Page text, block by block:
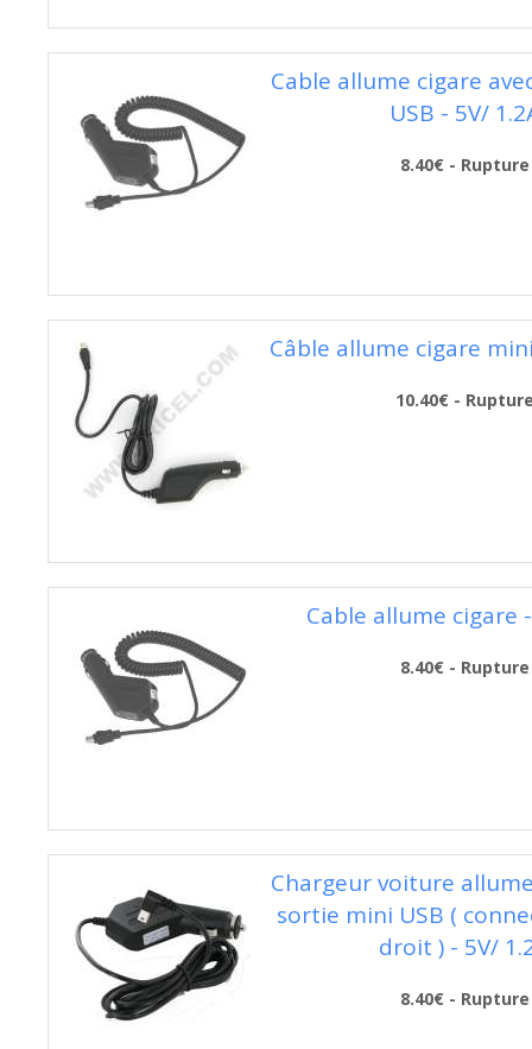
Cable allume cigare
USB - 5V/
8.40€ - Rupture
Câble allume cigare
10.40€ -
Cable allume cigare
8.40€ - Rupture
Chargeur voiture
sortie mini USB (
droit ) - 5V/
8.40€ - Rupture